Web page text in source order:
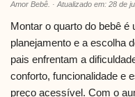
Amor Bebê. · Atualizado em: 28 de
Montar o quarto do bebê é
planejamento e a escolha
pais enfrentam a
conforto, funcionalidade e
preço acessível. Com o